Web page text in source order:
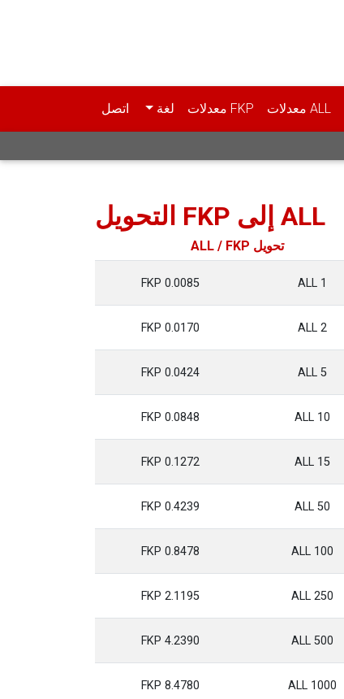
ALL معدلات FKP معدلات لغة اتصل
ALL إلى FKP التحويل
تحويل ALL / FKP
1 ALL
0.0085 FKP
2 ALL
0.0170 FKP
5 ALL
0.0424 FKP
10 ALL
0.0848 FKP
15 ALL
0.1272 FKP
50 ALL
0.4239 FKP
100 ALL
0.8478 FKP
250 ALL
2.1195 FKP
500 ALL
4.2390 FKP
1000 ALL
8.4780 FKP